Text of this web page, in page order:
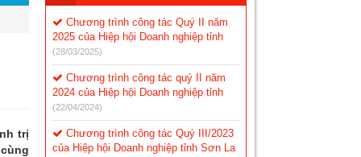
trị
Chương trình công tác Quý II năm
2025 của Hiệp hội Doanh nghiệp tỉnh
(28/03/2025)
Chương trình công tác quý II năm
2024 của Hiệp hội Doanh nghiệp tỉnh
(22/04/2024)
Chương trình công tác Quý III/2023
của Hiệp hội Doanh nghiệp tỉnh Sơn La